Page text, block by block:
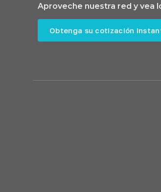
Aproveche nuestra red y vea
Obtenga su cotización